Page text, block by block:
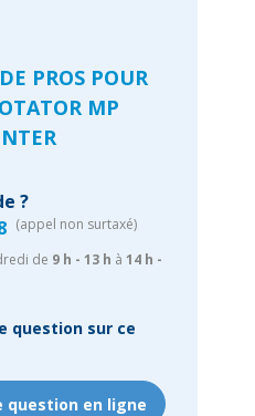
PROS POUR
MP
?
(appel non surtaxé)
de 9 h - 13 h à 14 h -
question sur ce
question en ligne